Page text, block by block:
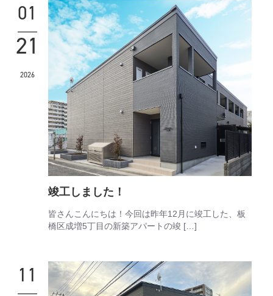
01
21
2026
竣工しました！
皆さんこんにちは！今回は昨年12月に竣工した、板
橋区成増5丁目の新築アパートの竣 […]
11